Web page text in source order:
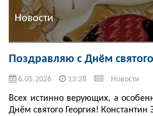
Новости
Поздравляю с Днём
6.05.2026 13:28 Новости
Всех истинно верующих, а
Днём святого Георгия! Константин